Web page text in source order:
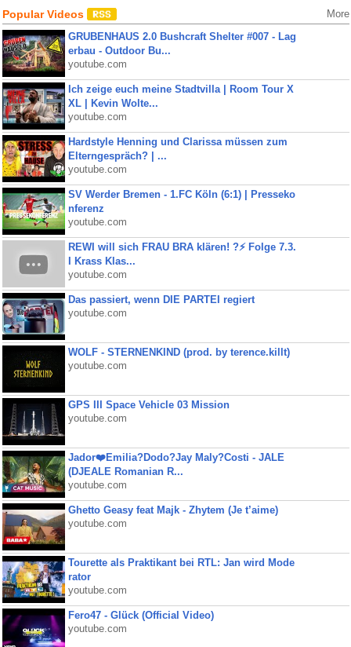
Popular Videos More
GRUBENHAUS 2.0 Bushcraft Shelter #007 - Lag
erbau - Outdoor Bu...
youtube.com
Ich zeige euch meine Stadtvilla | Room Tour X
XL | Kevin Wolte...
youtube.com
Hardstyle Henning und Clarissa müssen zum
Elterngespräch? | ...
youtube.com
SV Werder Bremen - 1.FC Köln (6:1) | Presseko
nferenz
youtube.com
REWI will sich FRAU BRA klären! ?⚡️ Folge 7.3.
I Krass Klas...
youtube.com
Das passiert, wenn DIE PARTEI regiert
youtube.com
WOLF - STERNENKIND (prod. by terence.killt)
youtube.com
GPS III Space Vehicle 03 Mission
youtube.com
Jador❤️Emilia?Dodo?Jay Maly?Costi - JALE
(DJEALE Romanian R...
youtube.com
Ghetto Geasy feat Majk - Zhytem (Je t’aime)
youtube.com
Tourette als Praktikant bei RTL: Jan wird Mode
rator
youtube.com
Fero47 - Glück (Official Video)
youtube.com